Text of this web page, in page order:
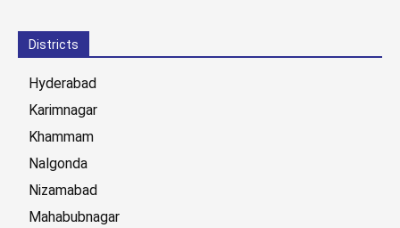
Districts
Hyderabad
Karimnagar
Khammam
Nalgonda
Nizamabad
Mahabubnagar